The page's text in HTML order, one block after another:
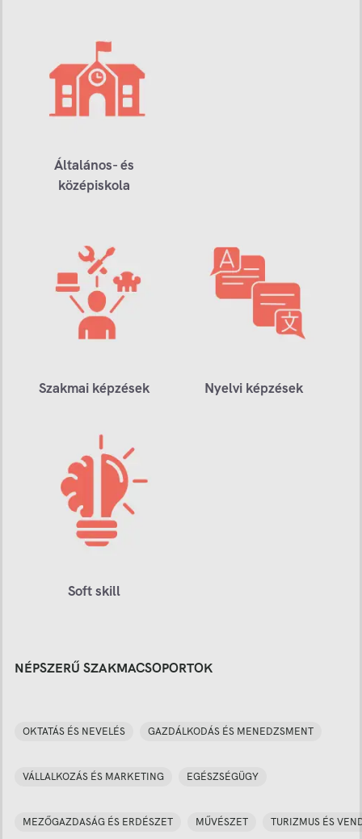
Általános- és
középiskola
Szakmai képzések Nyelvi képzések
Soft skill
NÉPSZERŰ SZAKMACSOPORTOK
OKTATÁS ÉS NEVELÉS GAZDÁLKODÁS ÉS MENEDZSMENT
VÁLLALKOZÁS ÉS MARKETING EGÉSZSÉGÜGY
MEZŐGAZDASÁG ÉS ERDÉSZET MŰVÉSZET TURIZMUS ÉS